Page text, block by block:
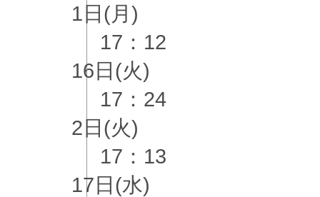
1日(月)
17：12
16日(火)
17：24
2日(火)
17：13
17日(水)